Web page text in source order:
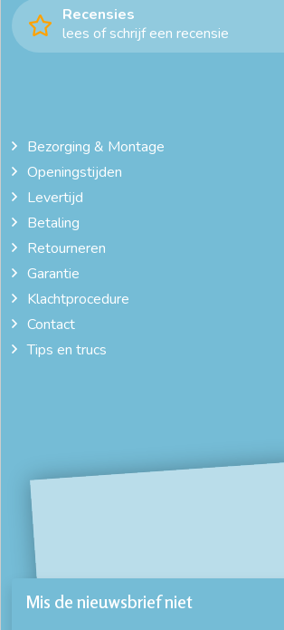
goedkope dekbedovertrekken online
Recensies
lees of schrijf een recensie
Bezorging & Montage
Openingstijden
Levertijd
Betaling
Retourneren
Garantie
Klachtprocedure
Contact
Tips en trucs
Mis de nieuwsbrief niet